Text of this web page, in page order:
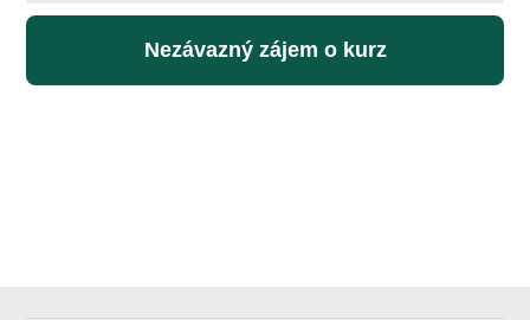
Nezávazný zájem o kurz